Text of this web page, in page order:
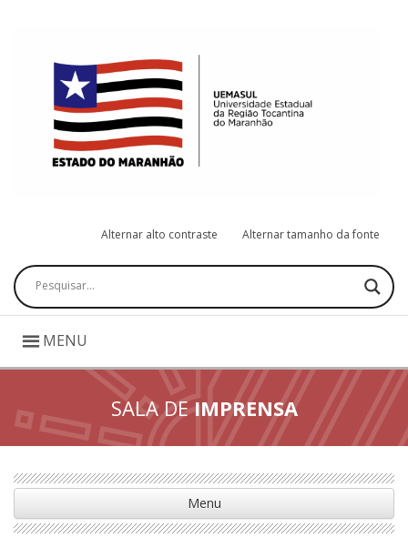
Alternar alto contraste Alternar tamanho da fonte
Pesquisar
MENU
SALA DEIMPRENSA
Menu